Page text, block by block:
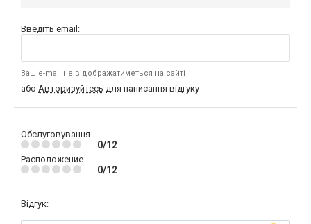
Введіть email:
Ваш e-mail не відображатиметься на сайті
або Авторизуйтесь для написання відгуку
Обслуговування
0/12
Расположение
0/12
Відгук: